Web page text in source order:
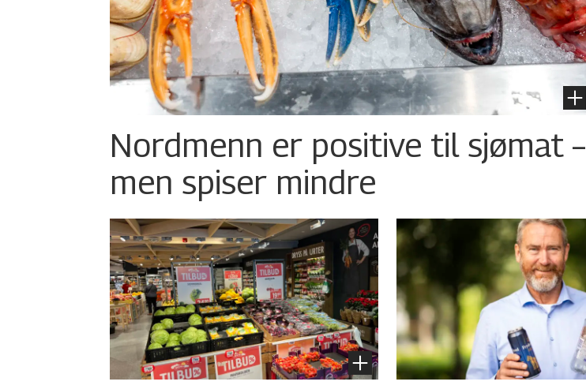
Nordmenn er positive til sjømat –
men spiser mindre